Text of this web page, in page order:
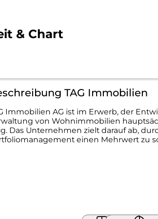
& Chart
TAG Immobilien
Immobilien AG ist im Erwerb, der
von Wohnimmobilien
Das Unternehmen zielt darauf ab,
einen Mehrwert zu